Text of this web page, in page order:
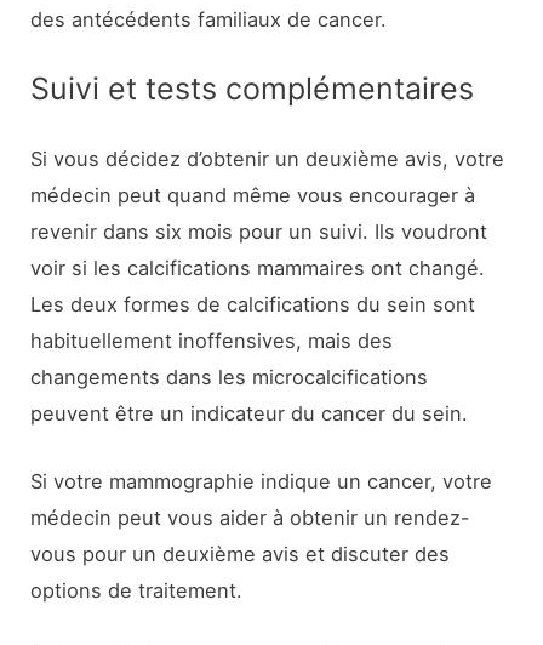
des antécédents familiaux de cancer.
Suivi et tests complémentaires
Si vous décidez d’obtenir un deuxième avis, votre
médecin peut quand même vous encourager à
revenir dans six mois pour un suivi. Ils voudront
voir si les calcifications mammaires ont changé.
Les deux formes de calcifications du sein sont
habituellement inoffensives, mais des
changements dans les microcalcifications
peuvent être un indicateur du cancer du sein.
Si votre mammographie indique un cancer, votre
médecin peut vous aider à obtenir un rendez-
vous pour un deuxième avis et discuter des
options de traitement.